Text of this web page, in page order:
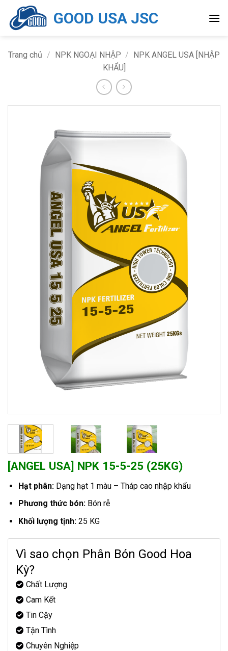
qua
GOOD USA JSC
Trang chủ / NPK NGOẠI NHẬP / NPK ANGEL USA [NHẬP
KHẨU]
[ANGEL USA] NPK 15-5-25 (25KG)
Hạt phân:Dạng hạt 1 màu – Tháp cao nhập khẩu
Phương thức bón:Bón rễ
Khối lượng tịnh:25 KG
Vì sao chọn Phân Bón Good Hoa
Kỳ?
Chất Lượng
Cam Kết
Tin Cậy
Tận Tình
Chuyên Nghiệp